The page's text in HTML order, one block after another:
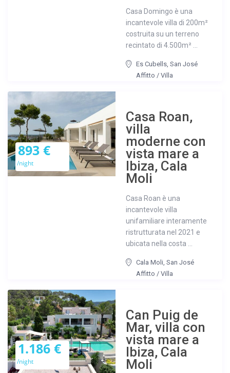
Casa Domingo è una
incantevole villa di 200m²
costruita su un terreno
recintato di 4.500m² ...
Es Cubells,San José
Affitto /Villa
893 €
/night
Casa Roan,
villa
moderne con
vista mare a
Ibiza, Cala
Moli
Casa Roan è una
incantevole villa
unifamiliare interamente
ristrutturata nel 2021 e
ubicata nella costa ...
Cala Moli,San José
Affitto /Villa
1.186 €
/night
Can Puig de
Mar, villa con
vista mare a
Ibiza, Cala
Moli